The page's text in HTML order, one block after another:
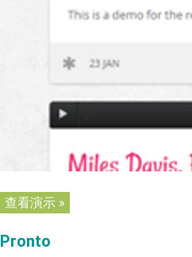
查看演示 »
Pronto